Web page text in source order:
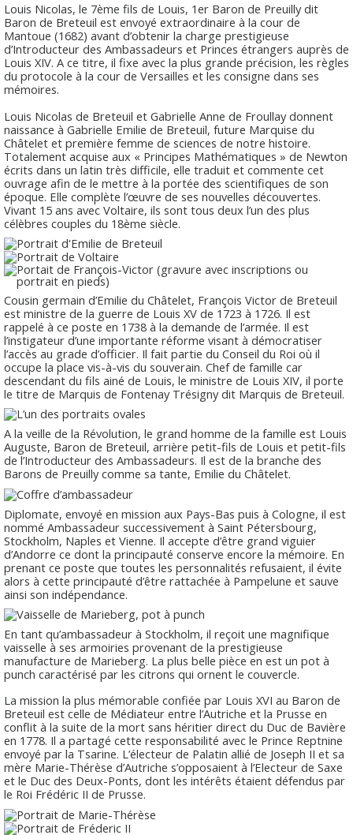
Louis Nicolas, le 7ème fils de Louis, 1er Baron de Preuilly dit
Baron de Breteuil est envoyé extraordinaire à la cour de
Mantoue (1682) avant d’obtenir la charge prestigieuse
d’Introducteur des Ambassadeurs et Princes étrangers auprès de
Louis XIV. A ce titre, il fixe avec la plus grande précision, les règles
du protocole à la cour de Versailles et les consigne dans ses
mémoires.
Louis Nicolas de Breteuil et Gabrielle Anne de Froullay donnent
naissance à Gabrielle Emilie de Breteuil, future Marquise du
Châtelet et première femme de sciences de notre histoire.
Totalement acquise aux « Principes Mathématiques » de Newton
écrits dans un latin très difficile, elle traduit et commente cet
ouvrage afin de le mettre à la portée des scientifiques de son
époque. Elle complète l’œuvre de ses nouvelles découvertes.
Vivant 15 ans avec Voltaire, ils sont tous deux l’un des plus
célèbres couples du 18ème siècle.
Cousin germain d’Emilie du Châtelet, François Victor de Breteuil
est ministre de la guerre de Louis XV de 1723 à 1726. Il est
rappelé à ce poste en 1738 à la demande de l’armée. Il est
l’instigateur d’une importante réforme visant à démocratiser
l’accès au grade d’officier. Il fait partie du Conseil du Roi où il
occupe la place vis-à-vis du souverain. Chef de famille car
descendant du fils ainé de Louis, le ministre de Louis XIV, il porte
le titre de Marquis de Fontenay Trésigny dit Marquis de Breteuil.
A la veille de la Révolution, le grand homme de la famille est Louis
Auguste, Baron de Breteuil, arrière petit-fils de Louis et petit-fils
de l’Introducteur des Ambassadeurs. Il est de la branche des
Barons de Preuilly comme sa tante, Emilie du Châtelet.
Diplomate, envoyé en mission aux Pays-Bas puis à Cologne, il est
nommé Ambassadeur successivement à Saint Pétersbourg,
Stockholm, Naples et Vienne. Il accepte d’être grand viguier
d’Andorre ce dont la principauté conserve encore la mémoire. En
prenant ce poste que toutes les personnalités refusaient, il évite
alors à cette principauté d’être rattachée à Pampelune et sauve
ainsi son indépendance.
En tant qu’ambassadeur à Stockholm, il reçoit une magnifique
vaisselle à ses armoiries provenant de la prestigieuse
manufacture de Marieberg. La plus belle pièce en est un pot à
punch caractérisé par les citrons qui ornent le couvercle.
La mission la plus mémorable confiée par Louis XVI au Baron de
Breteuil est celle de Médiateur entre l’Autriche et la Prusse en
conflit à la suite de la mort sans héritier direct du Duc de Bavière
en 1778. Il a partagé cette responsabilité avec le Prince Reptnine
envoyé par la Tsarine. L’électeur de Palatin allié de Joseph II et sa
mère Marie-Thérèse d’Autriche s’opposaient à l’Electeur de Saxe
et le Duc des Deux-Ponts, dont les intérêts étaient défendus par
le Roi Frédéric II de Prusse.